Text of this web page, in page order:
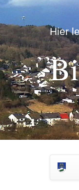
Hier